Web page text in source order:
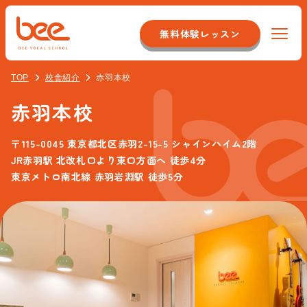
無料体験レッスン
Beeについて
特徴
システム
店舗のこだわり
イベント紹介
よくある質問
コース紹介
初心者ボーカルコース
オンラインレッスンコース
音痴克服コース
バンドボーカルコース
プロ志望コース
料金
スタッフについて
校舎一覧
お客様の声
TOP 校舎紹介 赤羽本校
赤羽本校
〒115-0045 東京都北区赤羽2-15-5 シャインハイム2階
JR赤羽駅 北改札口より東口方面へ 徒歩4分
東京メトロ南北線 赤羽岩淵駅 徒歩5分